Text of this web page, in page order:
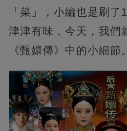
「菜」，小編也是刷
津津有味，今天，我們
《甄嬛傳》中的小細節。